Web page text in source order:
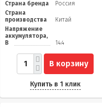
Страна бренда
Россия
Страна
производства
Китай
Напряжение
аккумулятора,
В
14.4
В корзину
Купить в 1 клик